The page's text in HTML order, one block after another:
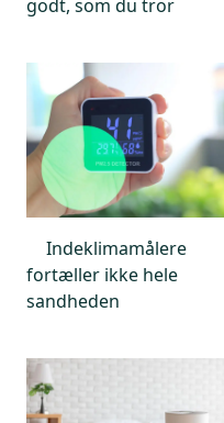
godt, som du tror
Indeklimamålere
fortæller ikke hele
sandheden